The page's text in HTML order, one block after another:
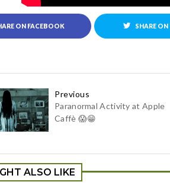
ON FACEBOOK SHARE
Previous
Paranormal Activity at Apple
Caffè 😱😁
ALSO LIKE